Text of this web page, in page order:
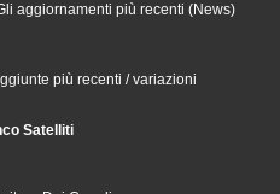
aggiornamenti più recenti (News)
più recenti / variazioni
Satelliti